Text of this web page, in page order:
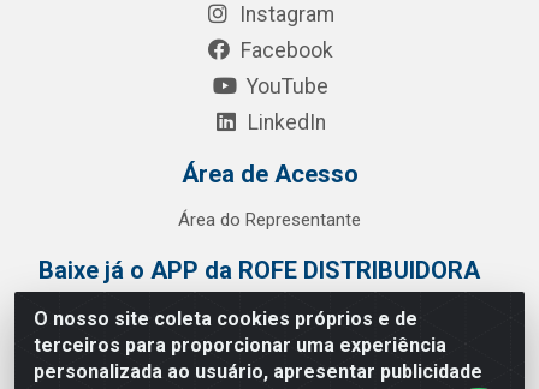
O nosso site coleta cookies próprios e de
terceiros para proporcionar uma experiência
personalizada ao usuário, apresentar publicidade
Instagram
Facebook
YouTube
LinkedIn
Área de Acesso
Área do Representante
Baixe já o APP da ROFE DISTRIBUIDORA